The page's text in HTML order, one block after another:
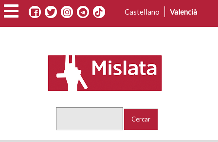
Vés
al
contingut
Castellano Valencià